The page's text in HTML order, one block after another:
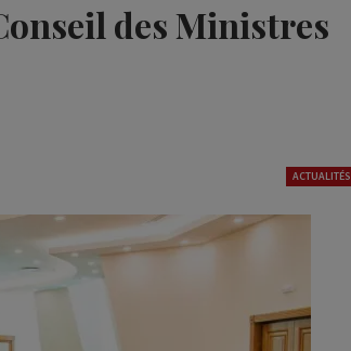
des Ministres
ACTUALITÉS